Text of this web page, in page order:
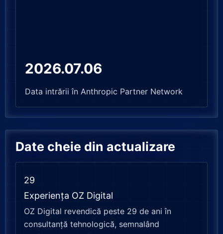
2026.07.06
Data intrării în Anthropic Partner Network
Date cheie din actualizare
29
Experiența OZ Digital
OZ Digital revendică peste 29 de ani în
consultanță tehnologică, semnalând